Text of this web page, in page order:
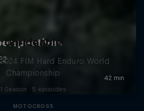
Unrideable
FIM Hard Enduro World
Championship
1 Season · 5 episodes
MOTOCROSS